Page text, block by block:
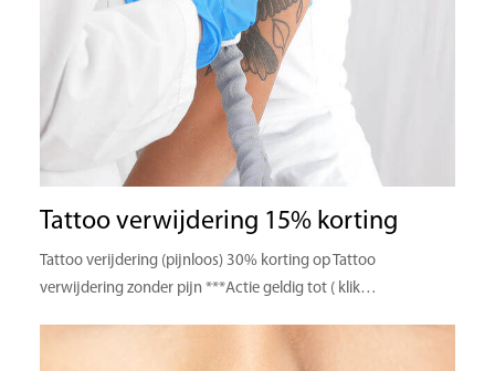
Tattoo verwijdering 15% korting
Tattoo verijdering (pijnloos) 30% korting op Tattoo
verwijdering zonder pijn ***Actie geldig tot ( klik…